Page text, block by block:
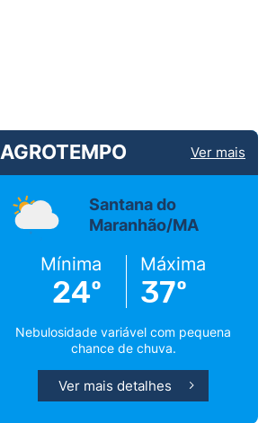
AGROTEMPO Ver mais
Santana do
Maranhão/MA
Mínima
24º
Máxima
37º
Nebulosidade variável com pequena
chance de chuva.
Ver mais detalhes